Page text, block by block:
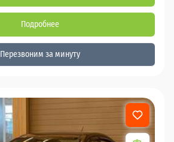
Подробнее
Перезвоним за минуту